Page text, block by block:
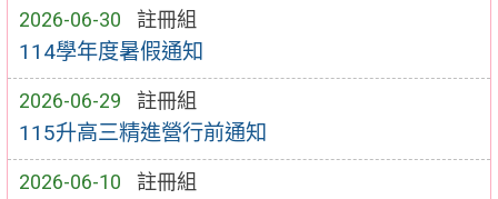
2026-06-30 註冊組
114學年度暑假通知
2026-06-29 註冊組
115升高三精進營行前通知
2026-06-10 註冊組